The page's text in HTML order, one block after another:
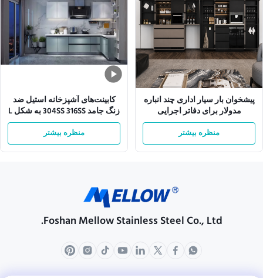
پیشخوان بار سیار اداری چند انباره
مدولار برای دفاتر اجرایی
منظره بیشتر
کابینت‌های آشپزخانه استیل ضد
زنگ جامد 304SS 316SS به شکل L
منظره بیشتر
Foshan Mellow Stainless Steel Co., Ltd.